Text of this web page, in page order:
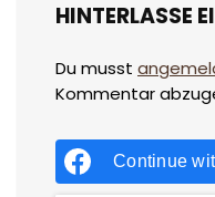
HINTERLASSE
Du musst
Kommentar
Continue